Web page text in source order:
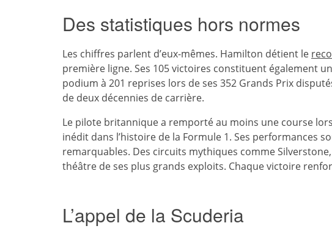
Des statistiques hors normes
Les chiffres parlent d’eux-mêmes. Hamilton détient le
première ligne. Ses 105 victoires constituent également
podium à 201 reprises lors de ses 352 Grands Prix
de deux décennies de carrière.
Le pilote britannique a remporté au moins une course
inédit dans l’histoire de la Formule 1. Ses performances
remarquables. Des circuits mythiques comme
théâtre de ses plus grands exploits. Chaque victoire
L’appel de la Scuderia